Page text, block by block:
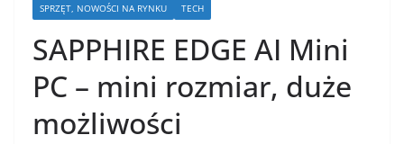
SPRZĘT, NOWOŚCI NA RYNKU TECH
SAPPHIRE EDGE AI Mini
PC – mini rozmiar, duże
możliwości